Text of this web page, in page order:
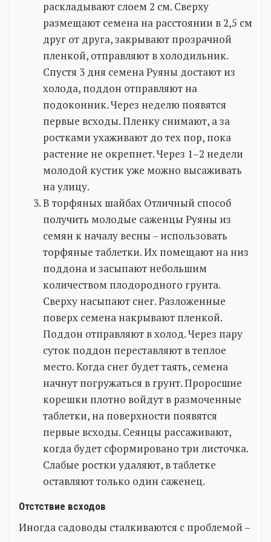
раскладывают слоем 2 см. Сверху
размещают семена на расстоянии в 2,5 см
друг от друга, закрывают прозрачной
пленкой, отправляют в холодильник.
Спустя 3 дня семена Руяны достают из
холода, поддон отправляют на
подоконник. Через неделю появятся
первые всходы. Пленку снимают, а за
ростками ухаживают до тех пор, пока
растение не окрепнет. Через 1–2 недели
молодой кустик уже можно высаживать
на улицу.
В торфяных шайбах Отличный способ
получить молодые саженцы Руяны из
семян к началу весны – использовать
торфяные таблетки. Их помещают на низ
поддона и засыпают небольшим
количеством плодородного грунта.
Сверху насыпают снег. Разложенные
поверх семена накрывают пленкой.
Поддон отправляют в холод. Через пару
суток поддон переставляют в теплое
место. Когда снег будет таять, семена
начнут погружаться в грунт. Проросшие
корешки плотно войдут в размоченные
таблетки, на поверхности появятся
первые всходы. Сеянцы рассаживают,
когда будет сформировано три листочка.
Слабые ростки удаляют, в таблетке
оставляют только один саженец.
Отстствие всходов
Иногда садоводы сталкиваются с проблемой –